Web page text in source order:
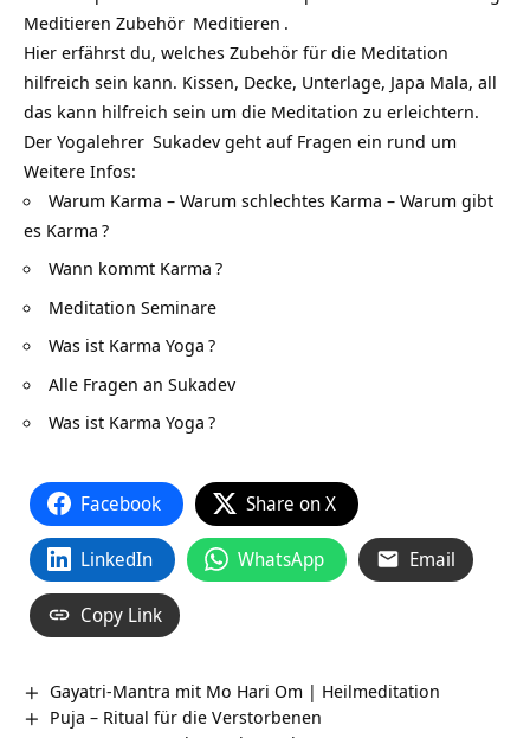
Meditieren Zubehör Meditieren .
Hier erfährst du, welches Zubehör für die Meditation
hilfreich sein kann. Kissen, Decke, Unterlage, Japa Mala, all
das kann hilfreich sein um die Meditation zu erleichtern.
Der Yogalehrer Sukadev geht auf Fragen ein rund um
Weitere Infos:
Warum Karma – Warum schlechtes Karma – Warum gibt
es Karma ?
Wann kommt Karma ?
Meditation Seminare
Was ist Karma Yoga ?
Alle Fragen an Sukadev
Was ist Karma Yoga ?
Facebook Share on X
LinkedIn WhatsApp Email
Copy Link
Gayatri-Mantra mit Mo Hari Om | Heilmeditation
Puja – Ritual für die Verstorbenen